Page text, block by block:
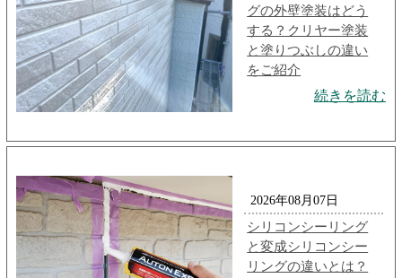
グの外壁塗装はどう
する？クリヤー塗装
と塗りつぶしの違い
をご紹介
続きを読む
2026年08月07日
シリコンシーリング
と変成シリコンシー
リングの違いとは？